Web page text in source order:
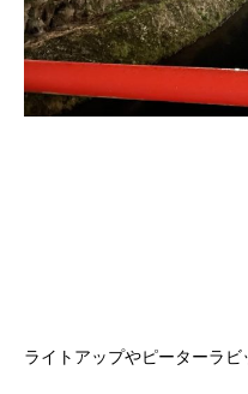
ライトアップやピーターラビ